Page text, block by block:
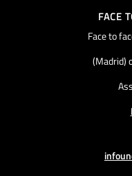
FACE
Face to
(Madrid)